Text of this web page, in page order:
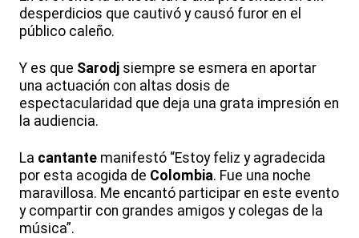
desperdicios que cautivó y causó furor en el
público caleño.
Y es que Sarodj siempre se esmera en aportar
una actuación con altas dosis de
espectacularidad que deja una grata impresión en
la audiencia.
La cantante manifestó “Estoy feliz y agradecida
por esta acogida de Colombia. Fue una noche
maravillosa. Me encantó participar en este evento
y compartir con grandes amigos y colegas de la
música”.